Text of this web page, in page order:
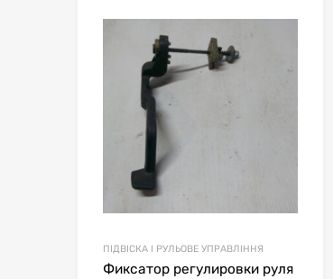
ПІДВІСКА І РУЛЬОВЕ УПРАВЛІННЯ
Фиксатор регулировки руля